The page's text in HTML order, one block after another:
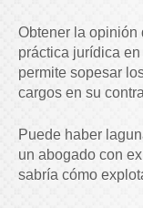
Obtener la opinión
práctica jurídica
permite sopesar
cargos en su
Puede haber
un abogado con
sabría cómo